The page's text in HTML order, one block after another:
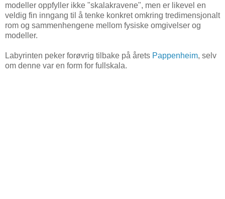
modeller oppfyller ikke "skalakravene", men er likevel en
veldig fin inngang til å tenke konkret omkring tredimensjonalt
rom og sammenhengene mellom fysiske omgivelser og
modeller.
Labyrinten peker forøvrig tilbake på årets Pappenheim, selv
om denne var en form for fullskala.